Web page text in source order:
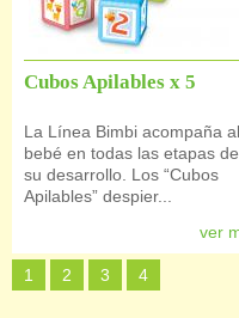
Cubos Apilables x 5
La Línea Bimbi acompaña al
bebé en todas las etapas de
su desarrollo. Los “Cubos
Apilables” despier...
ver
1 2 3 4